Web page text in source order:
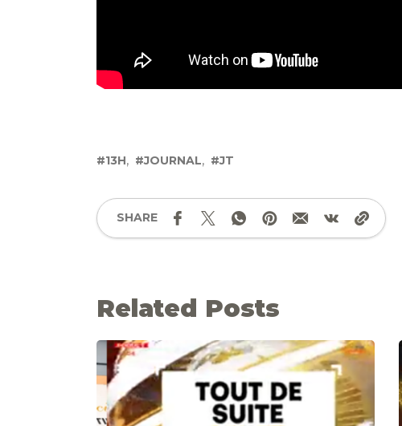
13H JOURNAL JT
SHARE
Related Posts